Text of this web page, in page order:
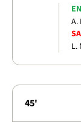
A.
L.
45'